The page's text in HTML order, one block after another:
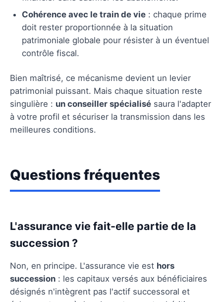
Cohérence avec le train de vie : chaque prime
doit rester proportionnée à la situation
patrimoniale globale pour résister à un éventuel
contrôle fiscal.
Bien maîtrisé, ce mécanisme devient un levier
patrimonial puissant. Mais chaque situation reste
singulière : un conseiller spécialisé saura l'adapter
à votre profil et sécuriser la transmission dans les
meilleures conditions.
Questions fréquentes
L'assurance vie fait-elle partie de la
succession ?
Non, en principe. L'assurance vie est hors
succession : les capitaux versés aux bénéficiaires
désignés n'intègrent pas l'actif successoral et